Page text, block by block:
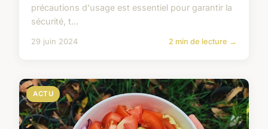
précautions d'usage est essentiel pour garantir la
sécurité, t...
29 juin 2024 2 min de lecture →
ACTU